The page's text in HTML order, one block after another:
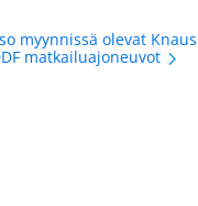
myynnissä olevat
matkailuajoneuvot